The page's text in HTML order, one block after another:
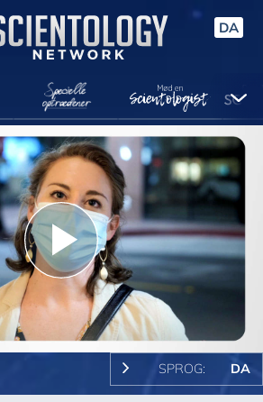
DA
Play
Video
SPROG: DA